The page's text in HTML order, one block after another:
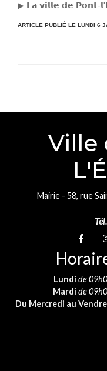
▶ 𝗟𝗮 𝘃𝗶𝗹𝗹𝗲 𝗱𝗲 𝗣𝗼𝗻𝘁-
ARTICLE PUBLIÉ LE LUNDI 6
Ville
Mairie - 58, rue
Lundi de
Mardi de
Du Mercredi au